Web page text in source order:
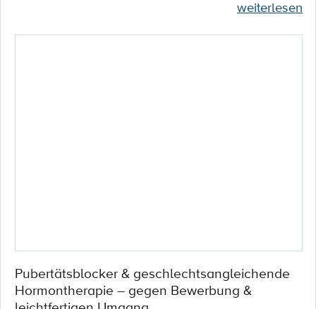
weiterlesen
Pubertätsblocker & geschlechtsangleichende
Hormontherapie – gegen Bewerbung &